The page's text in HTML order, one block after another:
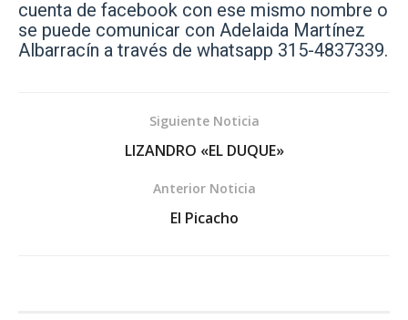
cuenta de facebook con ese mismo nombre o
se puede comunicar con Adelaida Martínez
Albarracín a través de whatsapp 315-4837339.
Siguiente Noticia
LIZANDRO «EL DUQUE»
Anterior Noticia
El Picacho